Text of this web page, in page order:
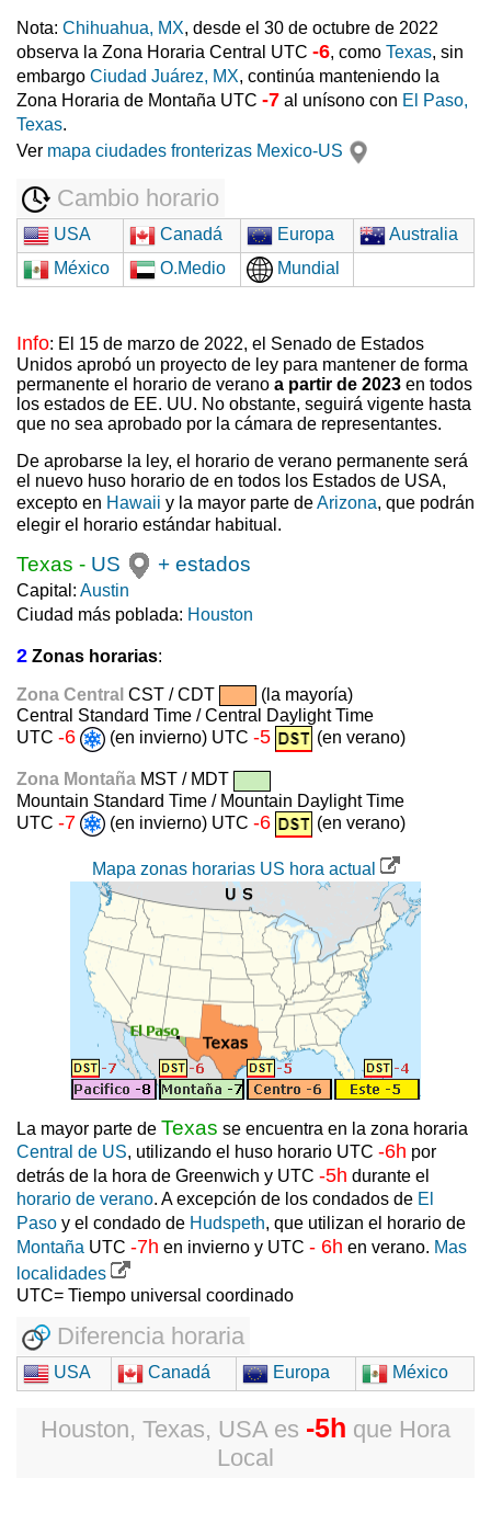
Nota: Chihuahua, MX, desde el 30 de octubre de 2022
observa la Zona Horaria Central UTC -6, como Texas, sin
embargo Ciudad Juárez, MX, continúa manteniendo la
Zona Horaria de Montaña UTC -7 al unísono con El Paso,
Texas.
Ver mapa ciudades fronterizas Mexico-US
Cambio horario
USA Canadá Europa
Australia
México
O.Medio Mundial
Info: El 15 de marzo de 2022, el Senado de Estados
Unidos aprobó un proyecto de ley para mantener de forma
permanente el horario de verano a partir de 2023 en todos
los estados de EE. UU. No obstante, seguirá vigente hasta
que no sea aprobado por la cámara de representantes.
De aprobarse la ley, el horario de verano permanente será
el nuevo huso horario de en todos los Estados de USA,
excepto en Hawaii y la mayor parte deArizona, que podrán
elegir el horario estándar habitual.
Texas - US + estados
Capital: Austin
Ciudad más poblada: Houston
2 Zonas horarias:
Zona Central CST / CDT
(la mayoría)
Central Standard Time / Central Daylight Time
UTC -6 (en invierno) UTC -5 (en verano)
Zona Montaña MST / MDT
Mountain Standard Time / Mountain Daylight Time
UTC -7 (en invierno) UTC -6 (en verano)
Mapa zonas horarias US hora actual
La mayor parte de Texas se encuentra en la zona horaria
Central de US, utilizando el huso horario UTC -6h por
detrás de la hora de Greenwich y UTC -5h durante el
horario de verano. A excepción de los condados de El
Paso y el condado de Hudspeth, que utilizan el horario de
Montaña UTC -7h en invierno y UTC - 6h en verano. Mas
localidades
UTC= Tiempo universal coordinado
Diferencia horaria
USA Canadá Europa México
Houston, Texas, USA es -5h que Hora
Local